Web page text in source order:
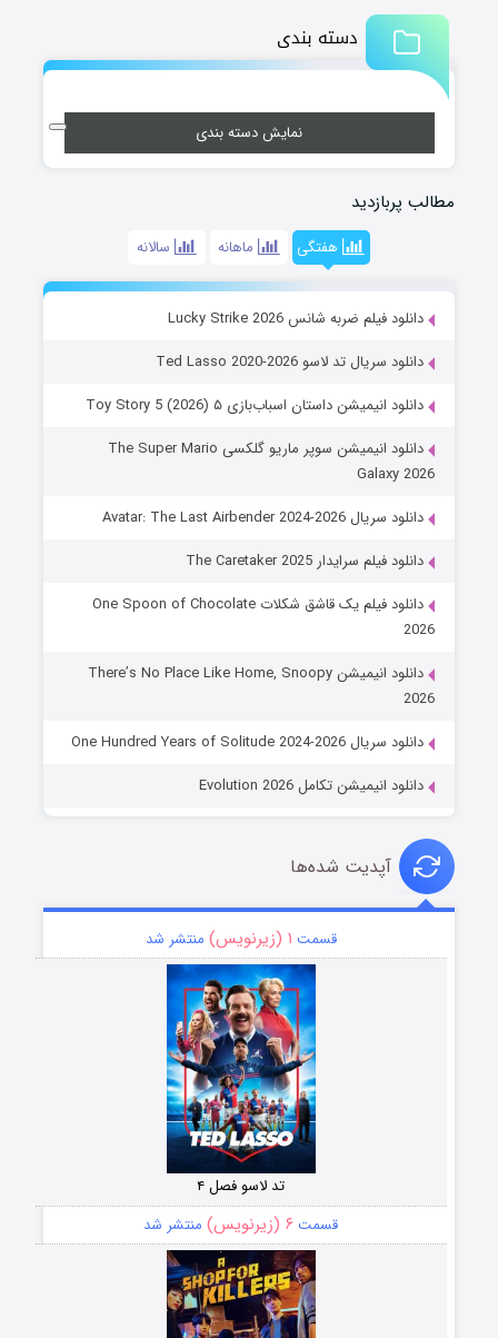
دسته بندی
نمایش دسته بندی
مطالب پربازدید
هفتگی ماهانه سالانه
دانلود فیلم ضربه شانس Lucky Strike 2026
دانلود سریال تد لاسو Ted Lasso 2020-2026
دانلود انیمیشن داستان اسباب‌بازی ۵ Toy Story 5 (2026)
دانلود انیمیشن سوپر ماریو گلکسی The Super Mario
Galaxy 2026
دانلود سریال Avatar: The Last Airbender 2024-2026
دانلود فیلم سرایدار The Caretaker 2025
دانلود فیلم یک قاشق شکلات One Spoon of Chocolate
2026
دانلود انیمیشن There’s No Place Like Home, Snoopy
2026
دانلود سریال One Hundred Years of Solitude 2024-2026
دانلود انیمیشن تکامل Evolution 2026
آپدیت شده‌ها
قسمت ۱ (زیرنویس) منتشر شد
تد لاسو فصل ۴
قسمت ۶ (زیرنویس) منتشر شد